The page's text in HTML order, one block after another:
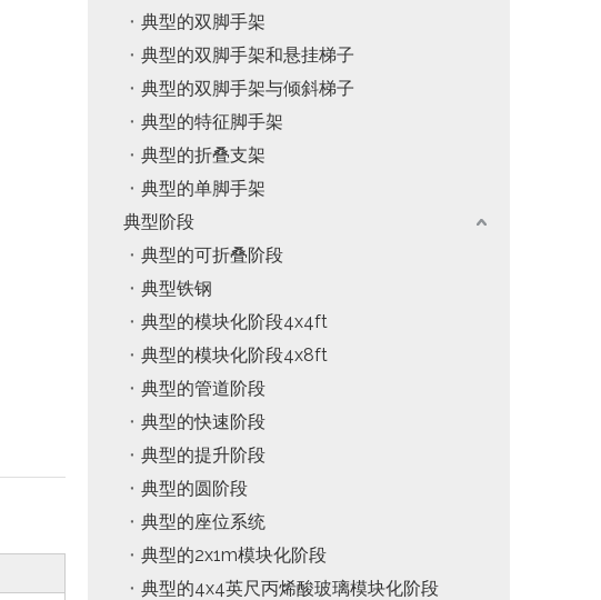
典型的双脚手架
典型的双脚手架和悬挂梯子
典型的双脚手架与倾斜梯子
典型的特征脚手架
典型的折叠支架
典型的单脚手架
典型阶段
典型的可折叠阶段
典型铁钢
典型的模块化阶段4x4ft
典型的模块化阶段4x8ft
典型的管道阶段
典型的快速阶段
典型的提升阶段
典型的圆阶段
典型的座位系统
典型的2x1m模块化阶段
典型的4x4英尺丙烯酸玻璃模块化阶段